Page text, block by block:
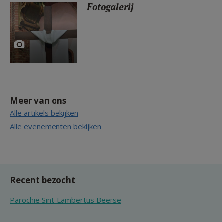
Fotogalerij
Meer van ons
Alle artikels bekijken
Alle evenementen bekijken
Recent bezocht
Parochie Sint-Lambertus Beerse